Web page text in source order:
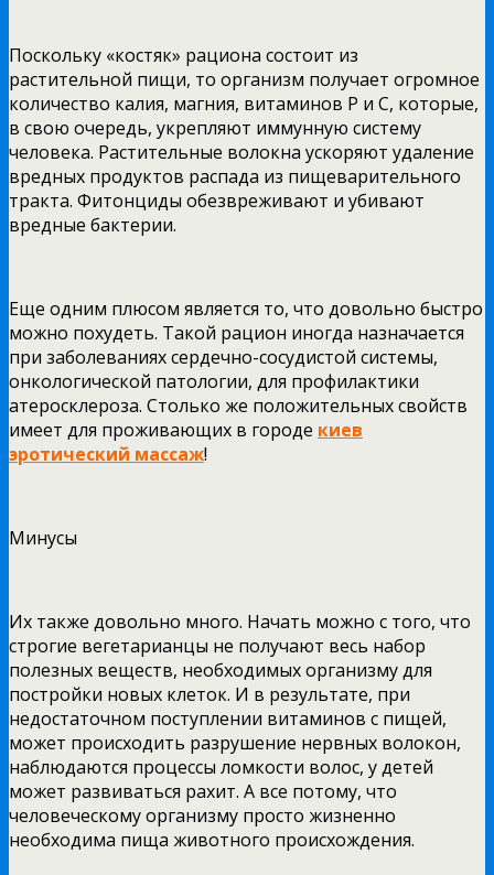
Поскольку «костяк» рациона состоит из
растительной пищи, то организм получает огромное
количество калия, магния, витаминов Р и С, которые,
в свою очередь, укрепляют иммунную систему
человека. Растительные волокна ускоряют удаление
вредных продуктов распада из пищеварительного
тракта. Фитонциды обезвреживают и убивают
вредные бактерии.
Еще одним плюсом является то, что довольно быстро
можно похудеть. Такой рацион иногда назначается
при заболеваниях сердечно-сосудистой системы,
онкологической патологии, для профилактики
атеросклероза. Столько же положительных свойств
имеет для проживающих в городе киев
эротический массаж!
Минусы
Их также довольно много. Начать можно с того, что
строгие вегетарианцы не получают весь набор
полезных веществ, необходимых организму для
постройки новых клеток. И в результате, при
недостаточном поступлении витаминов с пищей,
может происходить разрушение нервных волокон,
наблюдаются процессы ломкости волос, у детей
может развиваться рахит. А все потому, что
человеческому организму просто жизненно
необходима пища животного происхождения.